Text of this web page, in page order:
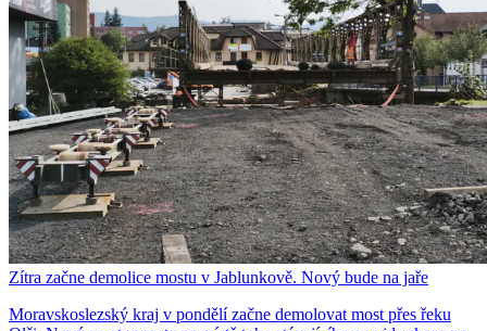
Zítra začne demolice mostu v Jablunkově. Nový bude na jaře
Moravskoslezský kraj v pondělí začne demolovat most přes řeku